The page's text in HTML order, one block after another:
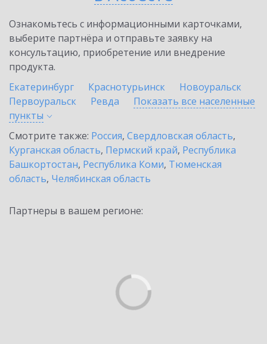
Ознакомьтесь с информационными карточками,
выберите партнёра и отправьте заявку на
консультацию, приобретение или внедрение
продукта.
Екатеринбург
Краснотурьинск
Новоуральск
Первоуральск
Ревда
Показать все населенные
пункты
Смотрите также: Россия, Свердловская область,
Курганская область, Пермский край, Республика
Башкортостан, Республика Коми, Тюменская
область, Челябинская область
Партнеры в вашем регионе: